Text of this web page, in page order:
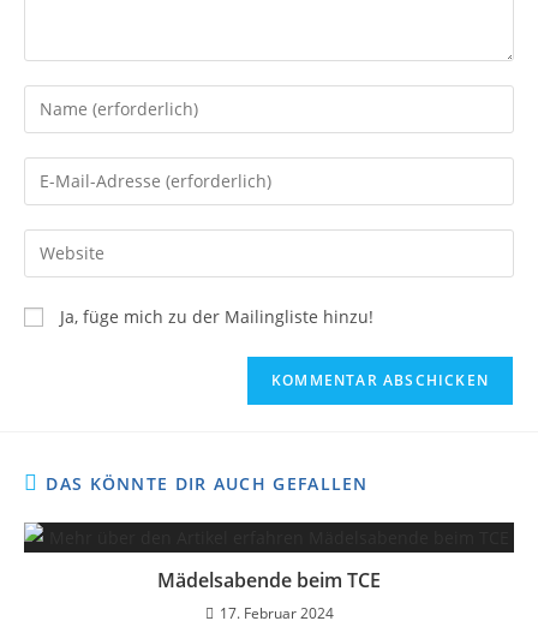
Ja, füge mich zu der Mailingliste hinzu!
DAS KÖNNTE DIR AUCH GEFALLEN
Mädelsabende beim TCE
17. Februar 2024